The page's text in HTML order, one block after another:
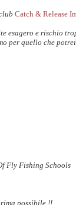
Catch & Release
e rischio
per quello che
Fly Fishing Schools
possibile !!